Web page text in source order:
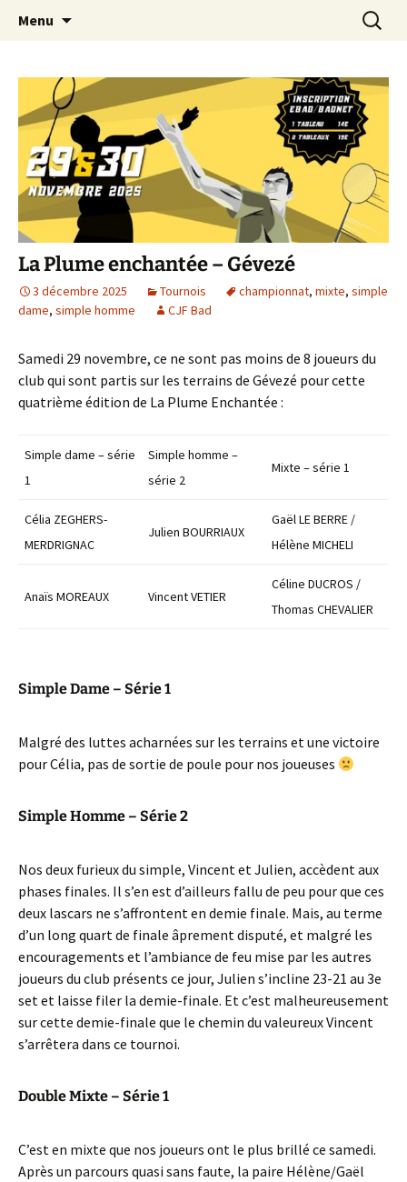
CJF Badminton
En loisir ou en compétition … à Saint-Malo !
Menu
La Plume enchantée – Gévezé
3 décembre 2025 Tournois championnat, mixte, simple
dame, simple homme CJF Bad
Samedi 29 novembre, ce ne sont pas moins de 8 joueurs du
club qui sont partis sur les terrains de Gévezé pour cette
quatrième édition de La Plume Enchantée :
Simple dame – série
1
Simple homme –
série 2
Mixte – série 1
Célia ZEGHERS-
MERDRIGNAC
Julien BOURRIAUX
Gaël LE BERRE /
Hélène MICHELI
Anaïs MOREAUX Vincent VETIER
Céline DUCROS /
Thomas CHEVALIER
Simple Dame – Série 1
Malgré des luttes acharnées sur les terrains et une victoire
pour Célia, pas de sortie de poule pour nos joueuses
Simple Homme – Série 2
Nos deux furieux du simple, Vincent et Julien, accèdent aux
phases finales. Il s’en est d’ailleurs fallu de peu pour que ces
deux lascars ne s’affrontent en demie finale. Mais, au terme
d’un long quart de finale âprement disputé, et malgré les
encouragements et l’ambiance de feu mise par les autres
joueurs du club présents ce jour, Julien s’incline 23-21 au 3e
set et laisse filer la demie-finale. Et c’est malheureusement
sur cette demie-finale que le chemin du valeureux Vincent
s’arrêtera dans ce tournoi.
Double Mixte – Série 1
C’est en mixte que nos joueurs ont le plus brillé ce samedi.
Après un parcours quasi sans faute, la paire Hélène/Gaël